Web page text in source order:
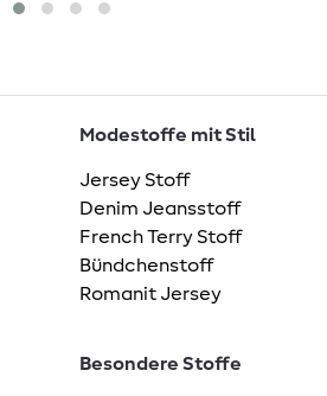
Modestoffe mit Stil
Jersey Stoff
Denim Jeansstoff
French Terry Stoff
Bündchenstoff
Romanit Jersey
Besondere Stoffe